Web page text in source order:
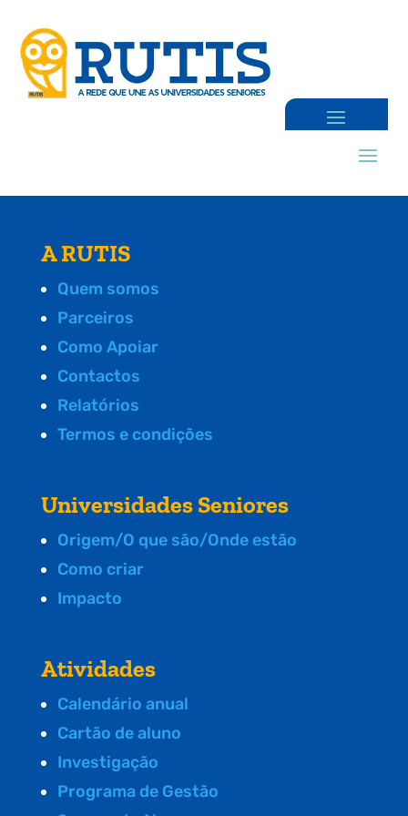
A RUTIS
Quem somos
Parceiros
Como Apoiar
Contactos
Relatórios
Termos e condições
Universidades Seniores
Origem/O que são/Onde estão
Como criar
Impacto
Atividades
Calendário anual
Cartão de aluno
Investigação
Programa de Gestão